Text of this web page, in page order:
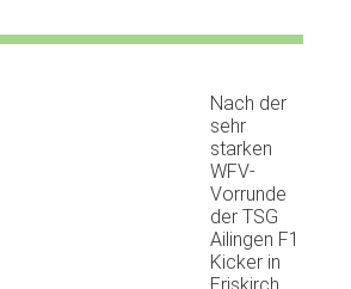
Nach der
sehr
starken
WFV-
Vorrunde
der TSG
Ailingen F1
Kicker in